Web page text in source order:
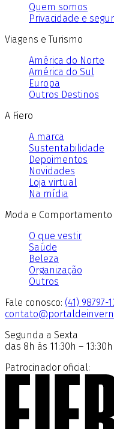
Quem somos
Privacidade e
Viagens e Turismo
América do Norte
América do Sul
Europa
Outros Destinos
A Fiero
A marca
Sustentabilidade
Depoimentos
Novidades
Loja virtual
Na mídia
Moda e Comportamento
O que vestir
Saúde
Beleza
Organização
Outros
Fale conosco: (41) 98797-
Segunda a Sexta
das 8h às 11:30h –
Patrocinador oficial: